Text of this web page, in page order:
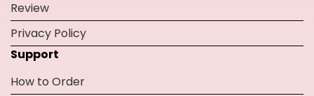
Review
Privacy Policy
Support
How to Order